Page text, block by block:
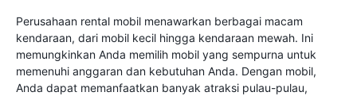
Perusahaan rental mobil menawarkan berbagai macam
kendaraan, dari mobil kecil hingga kendaraan mewah. Ini
memungkinkan Anda memilih mobil yang sempurna untuk
memenuhi anggaran dan kebutuhan Anda. Dengan mobil,
Anda dapat memanfaatkan banyak atraksi pulau-pulau,